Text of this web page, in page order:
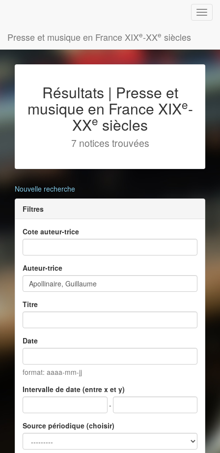
Presse et musique en France XIXe-XXe siècles
Résultats | Presse et
musique en France XIXe-
XXe siècles
7 notices trouvées
Nouvelle recherche
Filtres
Cote auteur-trice
Auteur-trice
Titre
Date
format: aaaa-mm-jj
Intervalle de date (entre x et y)
-
Source périodique (choisir)